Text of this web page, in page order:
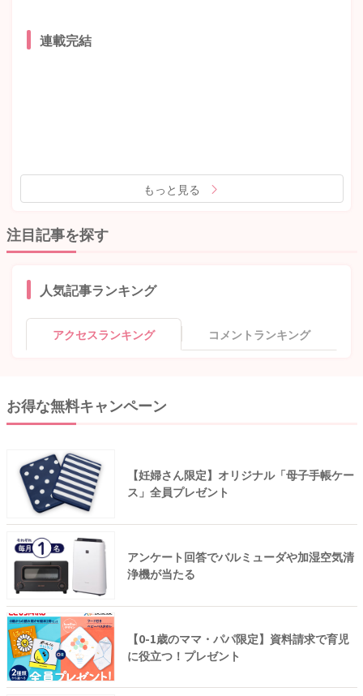
連載完結
もっと見る
注目記事を探す
人気記事ランキング
アクセスランキング コメントランキング
お得な無料キャンペーン
【妊婦さん限定】オリジナル「母子手帳ケー
ス」全員プレゼント
アンケート回答でバルミューダや加湿空気清
浄機が当たる
【0-1歳のママ・パパ限定】資料請求で育児
に役立つ！プレゼント